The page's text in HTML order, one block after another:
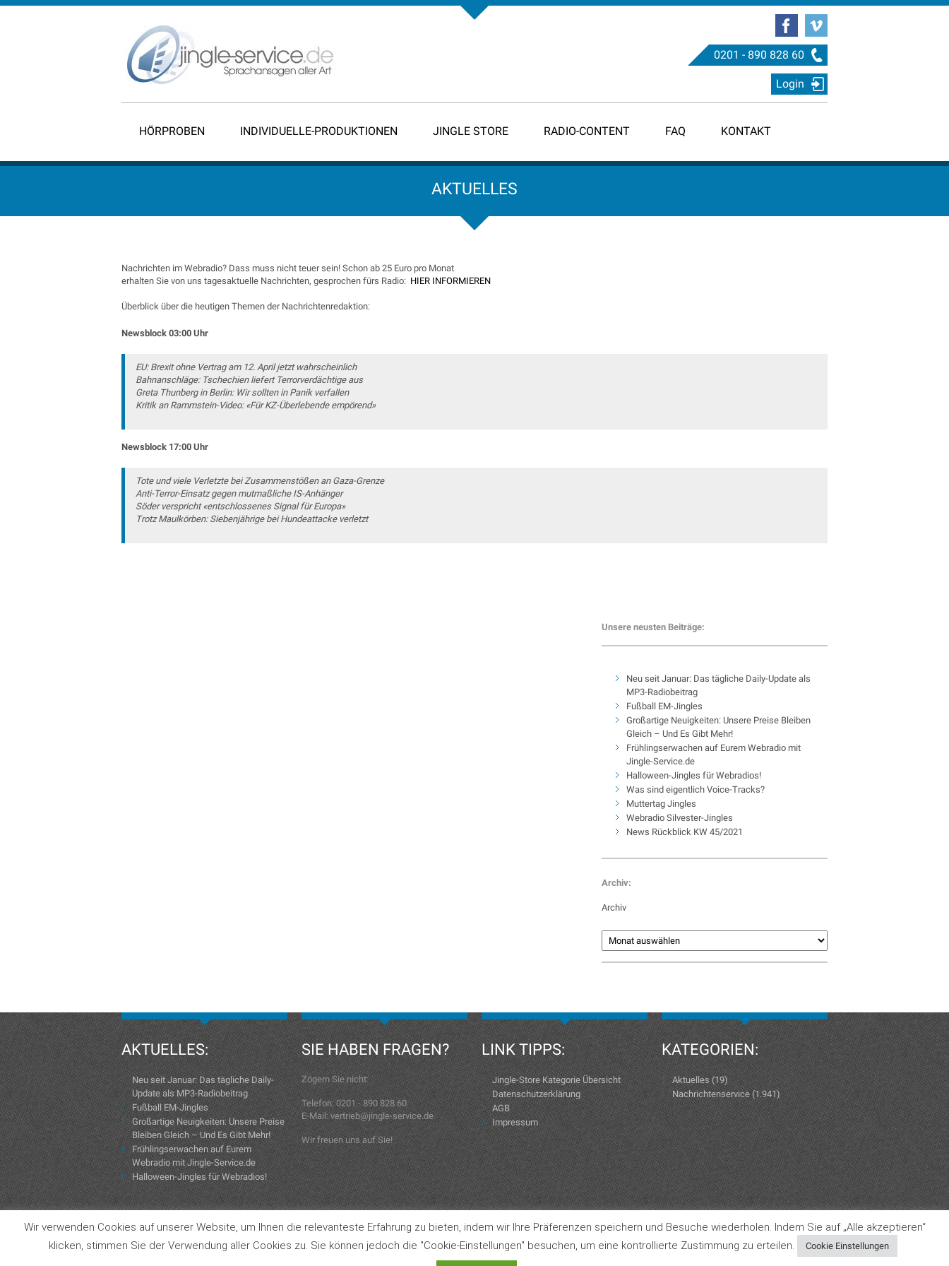
0201 - 890 828 60
Login
HÖRPROBEN INDIVIDUELLE-PRODUKTIONEN JINGLE STORE RADIO-CONTENT FAQ KONTAKT
AKTUELLES
Nachrichten im Webradio? Dass muss nicht teuer sein! Schon ab 25 Euro pro Monat
erhalten Sie von uns tagesaktuelle Nachrichten, gesprochen fürs Radio: HIER INFORMIEREN
Überblick über die heutigen Themen der Nachrichtenredaktion:
Newsblock 03:00 Uhr
EU: Brexit ohne Vertrag am 12. April jetzt wahrscheinlich
Bahnanschläge: Tschechien liefert Terrorverdächtige aus
Greta Thunberg in Berlin: Wir sollten in Panik verfallen
Kritik an Rammstein-Video: «Für KZ-Überlebende empörend»
Newsblock 17:00 Uhr
Tote und viele Verletzte bei Zusammenstößen an Gaza-Grenze
Anti-Terror-Einsatz gegen mutmaßliche IS-Anhänger
Söder verspricht «entschlossenes Signal für Europa»
Trotz Maulkörben: Siebenjährige bei Hundeattacke verletzt
Unsere neusten Beiträge:
Neu seit Januar: Das tägliche Daily-Update als
MP3-Radiobeitrag
Fußball EM-Jingles
Großartige Neuigkeiten: Unsere Preise Bleiben
Gleich – Und Es Gibt Mehr!
Frühlingserwachen auf Eurem Webradio mit
Jingle-Service.de
Halloween-Jingles für Webradios!
Was sind eigentlich Voice-Tracks?
Muttertag Jingles
Webradio Silvester-Jingles
News Rückblick KW 45/2021
Archiv:
Archiv
AKTUELLES:
Neu seit Januar: Das tägliche Daily-
Update als MP3-Radiobeitrag
Fußball EM-Jingles
Großartige Neuigkeiten: Unsere Preise
Bleiben Gleich – Und Es Gibt Mehr!
Frühlingserwachen auf Eurem
Webradio mit Jingle-Service.de
Halloween-Jingles für Webradios!
SIE HABEN FRAGEN?
Zögern Sie nicht:
Telefon: 0201 - 890 828 60
E-Mail: vertrieb@jingle-service.de
Wir freuen uns auf Sie!
LINK TIPPS:
Jingle-Store Kategorie Übersicht
Datenschutzerklärung
AGB
Impressum
KATEGORIEN:
Aktuelles (19)
Nachrichtenservice(1.941)
Jingle-Store Kategorie Übersicht Impressum
Copyright © 2004-2026 Jingle-Service.de
Wir verwenden Cookies auf unserer Website, um Ihnen die relevanteste Erfahrung zu bieten, indem wir Ihre Präferenzen speichern und Besuche wiederholen. Indem Sie auf „Alle akzeptieren“
klicken, stimmen Sie der Verwendung aller Cookies zu. Sie können jedoch die "Cookie-Einstellungen" besuchen, um eine kontrollierte Zustimmung zu erteilen.
Cookie Einstellungen